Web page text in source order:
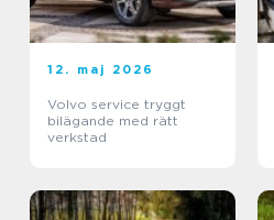
12. maj 2026
Volvo service tryggt
bilägande med rätt
verkstad